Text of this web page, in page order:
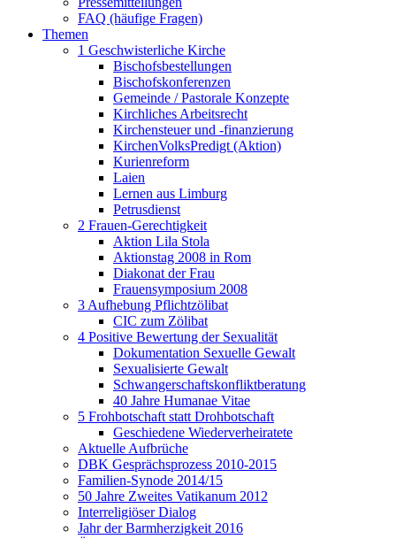
FAQ (häufige Fragen)
Themen
1 Geschwisterliche Kirche
Bischofsbestellungen
Bischofskonferenzen
Gemeinde / Pastorale Konzepte
Kirchliches Arbeitsrecht
Kirchensteuer und -finanzierung
KirchenVolksPredigt (Aktion)
Kurienreform
Laien
Lernen aus Limburg
Petrusdienst
2 Frauen-Gerechtigkeit
Aktion Lila Stola
Aktionstag 2008 in Rom
Diakonat der Frau
Frauensymposium 2008
3 Aufhebung Pflichtzölibat
CIC zum Zölibat
4 Positive Bewertung der Sexualität
Dokumentation Sexuelle Gewalt
Sexualisierte Gewalt
Schwangerschaftskonfliktberatung
40 Jahre Humanae Vitae
5 Frohbotschaft statt Drohbotschaft
Geschiedene Wiederverheiratete
Aktuelle Aufbrüche
DBK Gesprächsprozess 2010-2015
Familien-Synode 2014/15
50 Jahre Zweites Vatikanum 2012
Interreligiöser Dialog
Jahr der Barmherzigkeit 2016